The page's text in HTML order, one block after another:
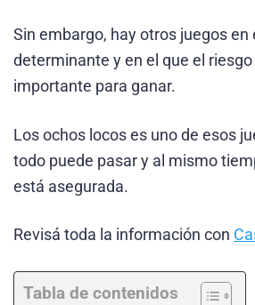
Sin embargo, hay otros juegos en
determinante y en el que el
importante para ganar.
Los ochos locos es uno de esos
todo puede pasar y al mismo
está asegurada.
Revisá toda la información con
Tabla de contenidos